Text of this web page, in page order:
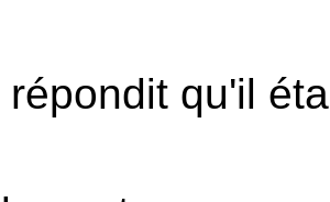
répondit qu'il